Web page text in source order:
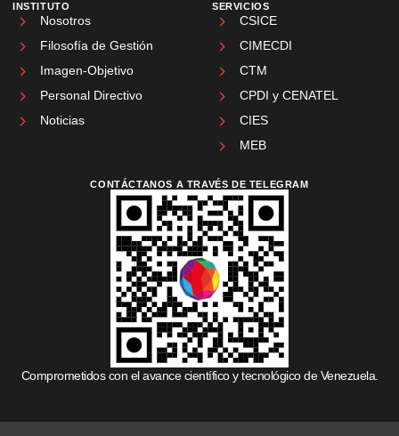
INSTITUTO
Nosotros
Filosofía de Gestión
Imagen-Objetivo
Personal Directivo
Noticias
SERVICIOS
CSICE
CIMECDI
CTM
CPDI y CENATEL
CIES
MEB
CONTÁCTANOS A TRAVÉS DE TELEGRAM
Comprometidos con el avance científico y tecnológico de Venezuela.